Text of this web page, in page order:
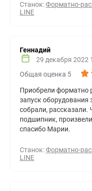
Станок:Форматно-
LINE
Геннадий
29 декабря 2022
Общая оценка 5
Приобрели форматно
запуск оборудования
собрали, рассказали.
подшипник,
спасибо Марии.
Станок:Форматно-
LINE